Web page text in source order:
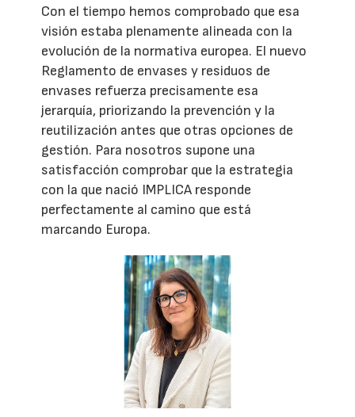
Con el tiempo hemos comprobado que esa
visión estaba plenamente alineada con la
evolución de la normativa europea. El nuevo
Reglamento de envases y residuos de
envases refuerza precisamente esa
jerarquía, priorizando la prevención y la
reutilización antes que otras opciones de
gestión. Para nosotros supone una
satisfacción comprobar que la estrategia
con la que nació IMPLICA responde
perfectamente al camino que está
marcando Europa.